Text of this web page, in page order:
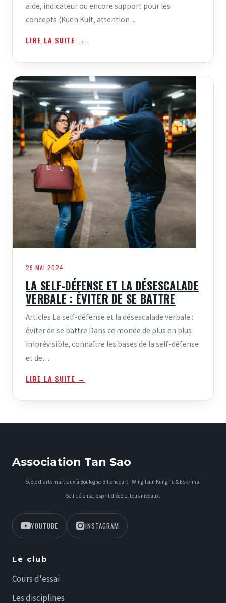
aide, indicateur ou encore support pour les
concepts (Kuen Kuit, attention…
LIRE LA SUITE →
29 MAI 2024
LA SELF-DÉFENSE ET LA DÉSESCALADE
VERBALE : ÉVITER DE SE BATTRE
Articles La self-défense et la désescalade verbale :
éviter de se battre Dans ce monde de plus en plus
imprévisible, connaître les bases de la self-défense
et de…
LIRE LA SUITE →
Association Tan Sao
École d'arts martiaux à Boulogne-Billancourt : Wing Tsun Kung Fu & Eskrima.
Self-défense, esprit d'école, tous niveaux.
YOUTUBE INSTAGRAM
Le club
Cours d'essai
Les disciplines